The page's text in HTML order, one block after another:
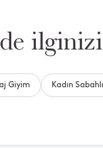
Giyim Kadın